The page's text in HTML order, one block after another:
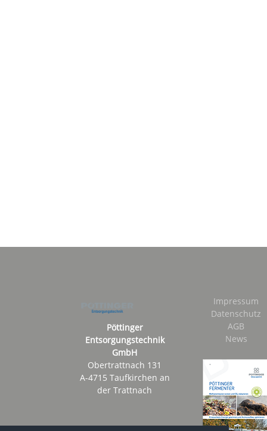
Pöttinger
Entsorgungstechnik
GmbH
Obertrattnach 131
A-4715 Taufkirchen an
der Trattnach
Impressum
Datenschutz
AGB
News